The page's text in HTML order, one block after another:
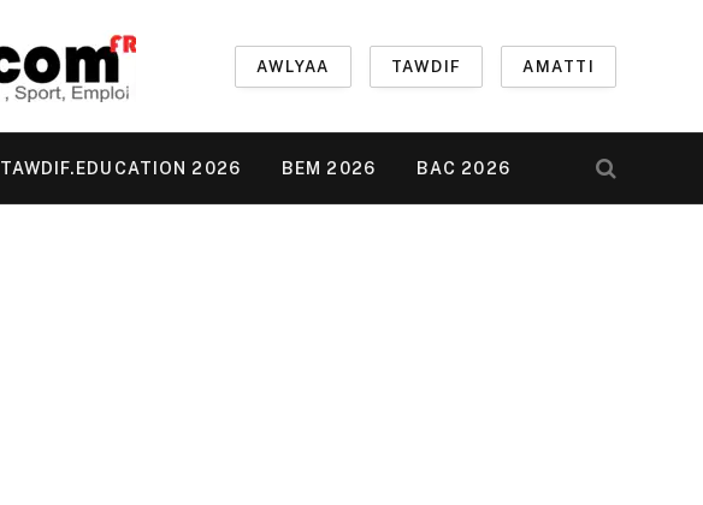
AWLYAA TAWDIF AMATTI
TAWDIF.EDUCATION 2026 BEM 2026 BAC 2026